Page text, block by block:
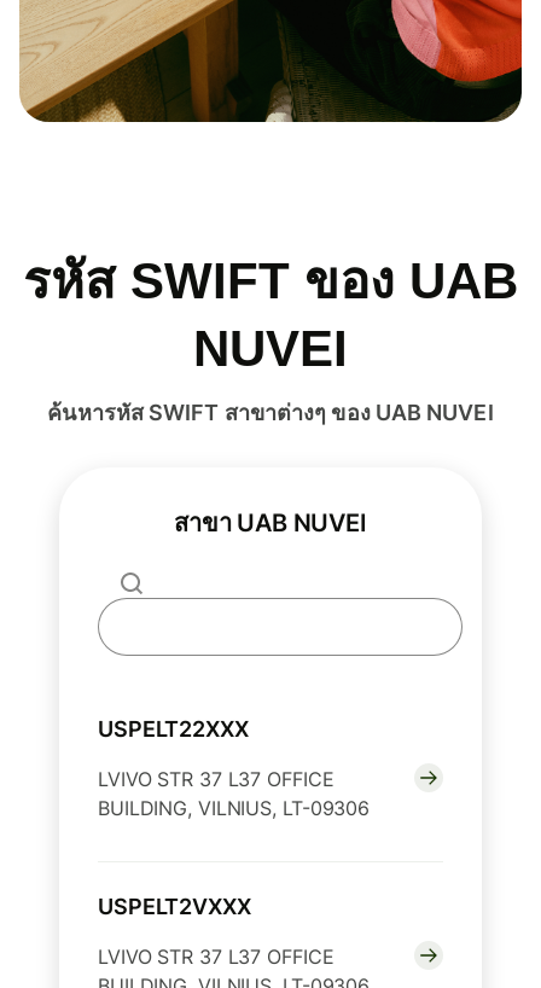
รหัส SWIFT ของ UAB
NUVEI
ค้นหารหัส SWIFT สาขาต่างๆ ของ UAB NUVEI
สาขา UAB NUVEI
USPELT22XXX
LVIVO STR 37 L37 OFFICE
BUILDING, VILNIUS, LT-09306
USPELT2VXXX
LVIVO STR 37 L37 OFFICE